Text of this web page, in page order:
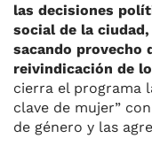
las decisiones
social de la
sacando provecho
reivindicación de
cierra el programa
clave de mujer”
de género y las